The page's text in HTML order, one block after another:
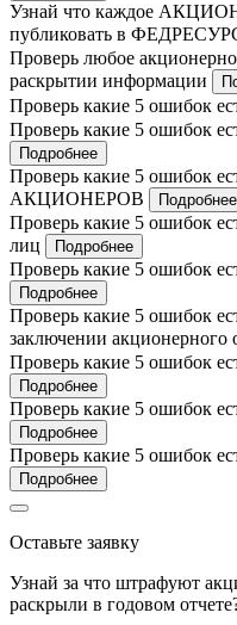
Узнай что каждое
публиковать в
Проверь любое
раскрытии информации
Проверь какие 5 ошибок
Проверь какие 5 ошибок
Подробнее
Проверь какие 5 ошибок
АКЦИОНЕРОВ
Подробнее
Проверь какие 5 ошибок
лиц
Подробнее
Проверь какие 5 ошибок
Подробнее
Проверь какие 5 ошибок
заключении акционерного
Проверь какие 5 ошибок
Подробнее
Проверь какие 5 ошибок
Подробнее
Проверь какие 5 ошибок
Подробнее
Оставьте заявку
Узнай за что штрафуют
раскрыли в годовом